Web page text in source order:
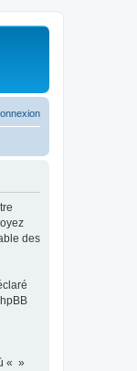
des
« »